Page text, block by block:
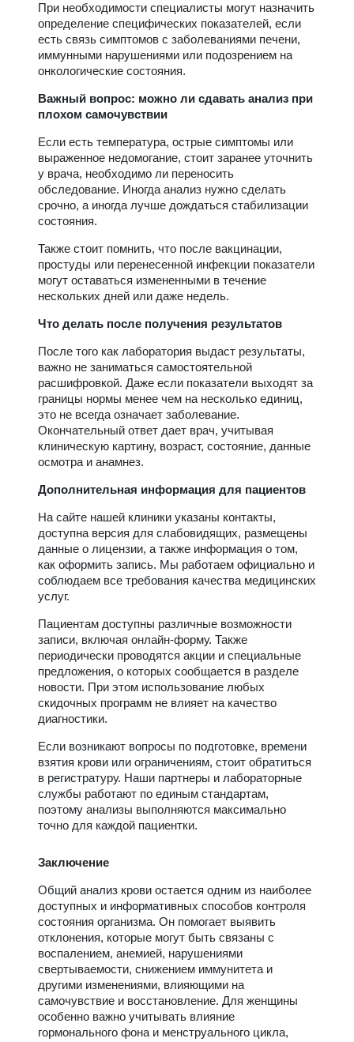
При необходимости специалисты могут назначить
определение специфических показателей, если
есть связь симптомов с заболеваниями печени,
иммунными нарушениями или подозрением на
онкологические состояния.
Важный вопрос: можно ли сдавать анализ при
плохом самочувствии
Если есть температура, острые симптомы или
выраженное недомогание, стоит заранее уточнить
у врача, необходимо ли переносить
обследование. Иногда анализ нужно сделать
срочно, а иногда лучше дождаться стабилизации
состояния.
Также стоит помнить, что после вакцинации,
простуды или перенесенной инфекции показатели
могут оставаться измененными в течение
нескольких дней или даже недель.
Что делать после получения результатов
После того как лаборатория выдаст результаты,
важно не заниматься самостоятельной
расшифровкой. Даже если показатели выходят за
границы нормы менее чем на несколько единиц,
это не всегда означает заболевание.
Окончательный ответ дает врач, учитывая
клиническую картину, возраст, состояние, данные
осмотра и анамнез.
Дополнительная информация для пациентов
На сайте нашей клиники указаны контакты,
доступна версия для слабовидящих, размещены
данные о лицензии, а также информация о том,
как оформить запись. Мы работаем официально и
соблюдаем все требования качества медицинских
услуг.
Пациентам доступны различные возможности
записи, включая онлайн-форму. Также
периодически проводятся акции и специальные
предложения, о которых сообщается в разделе
новости. При этом использование любых
скидочных программ не влияет на качество
диагностики.
Если возникают вопросы по подготовке, времени
взятия крови или ограничениям, стоит обратиться
в регистратуру. Наши партнеры и лабораторные
службы работают по единым стандартам,
поэтому анализы выполняются максимально
точно для каждой пациентки.
Заключение
Общий анализ крови остается одним из наиболее
доступных и информативных способов контроля
состояния организма. Он помогает выявить
отклонения, которые могут быть связаны с
воспалением, анемией, нарушениями
свертываемости, снижением иммунитета и
другими изменениями, влияющими на
самочувствие и восстановление. Для женщины
особенно важно учитывать влияние
гормонального фона и менструального цикла,